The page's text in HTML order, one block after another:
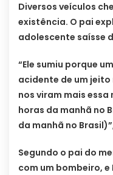
Diversos veículos
existência. O pai
adolescente saísse
“Ele sumiu porque
acidente de um jeito
nos viram mais essa
horas da manhã no
da manhã no
Segundo o pai do
com um bombeiro,